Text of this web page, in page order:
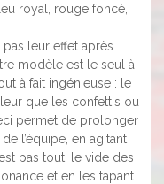
royal, rouge foncé,
pas leur effet après
modèle est le seul à
à fait ingénieuse : le
que les confettis ou
permet de prolonger
l’équipe, en agitant
pas tout, le vide des
et en les tapant